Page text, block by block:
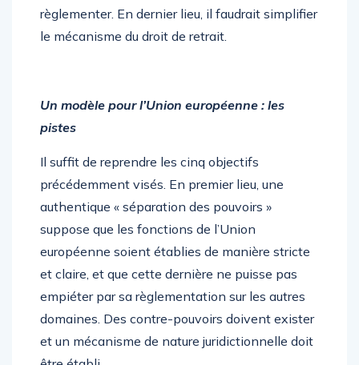
règlementer. En dernier lieu, il faudrait simplifier
le mécanisme du droit de retrait.
Un modèle pour l’Union européenne : les
pistes
Il suffit de reprendre les cinq objectifs
précédemment visés. En premier lieu, une
authentique « séparation des pouvoirs »
suppose que les fonctions de l’Union
européenne soient établies de manière stricte
et claire, et que cette dernière ne puisse pas
empiéter par sa règlementation sur les autres
domaines. Des contre-pouvoirs doivent exister
et un mécanisme de nature juridictionnelle doit